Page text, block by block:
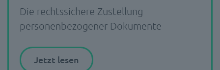
Die rechtssichere Zustellung
personenbezogener Dokumente
Jetzt lesen